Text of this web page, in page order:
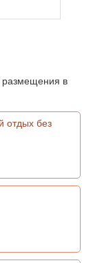
в
отдых без